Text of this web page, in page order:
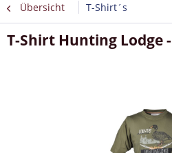
Übersicht T-Shirt´s
T-Shirt Hunting Lodge -